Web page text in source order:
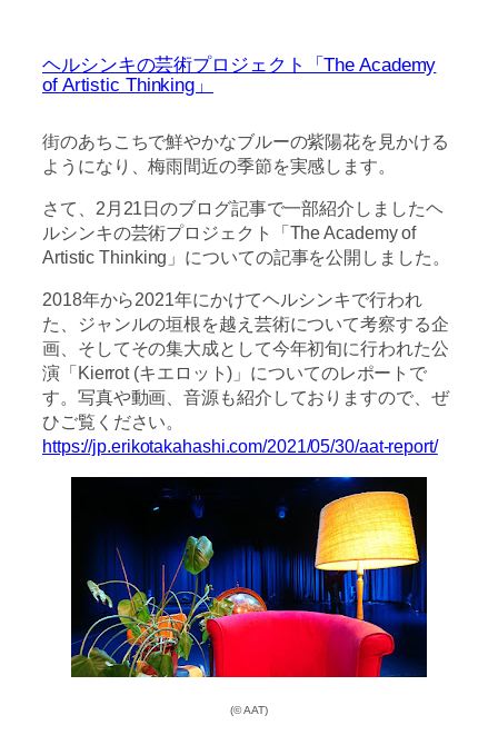
ヘルシンキの芸術プロジェクト「The Academy
of Artistic Thinking」
街のあちこちで鮮やかなブルーの紫陽花を見かける
ようになり、梅雨間近の季節を実感します。
さて、2月21日のブログ記事で一部紹介しましたヘ
ルシンキの芸術プロジェクト「The Academy of
Artistic Thinking」についての記事を公開しました。
2018年から2021年にかけてヘルシンキで行われ
た、ジャンルの垣根を越え芸術について考察する企
画、そしてその集大成として今年初旬に行われた公
演「Kierrot (キエロット)」についてのレポートで
す。写真や動画、音源も紹介しておりますので、ぜ
ひご覧ください。
https://jp.erikotakahashi.com/2021/05/30/aat-report/
(© AAT)